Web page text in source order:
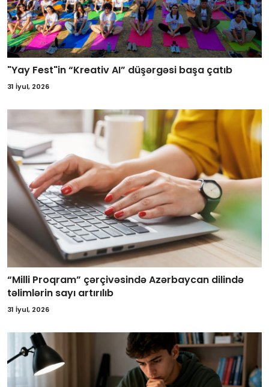
"Yay Fest"in “Kreativ AI” düşərgəsi başa çatıb
31 İyul, 2026
“Milli Proqram” çərçivəsində Azərbaycan dilində
təlimlərin sayı artırılıb
31 İyul, 2026